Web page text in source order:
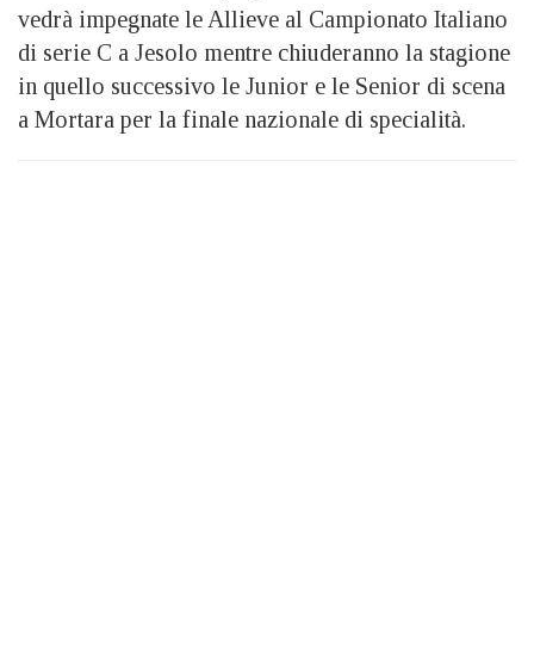
vedrà impegnate le Allieve al Campionato Italiano
di serie C a Jesolo mentre chiuderanno la stagione
in quello successivo le Junior e le Senior di scena
a Mortara per la finale nazionale di specialità.